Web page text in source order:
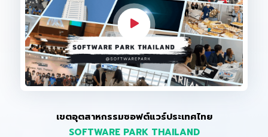
เขตอุตสาหกรรมซอฟต์แวร์ประเทศไทย
SOFTWARE PARK THAILAND